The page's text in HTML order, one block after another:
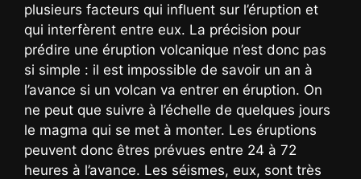
plusieurs facteurs qui influent sur l’éruption et
qui interfèrent entre eux. La précision pour
prédire une éruption volcanique n’est donc pas
si simple : il est impossible de savoir un an à
l’avance si un volcan va entrer en éruption. On
ne peut que suivre à l’échelle de quelques jours
le magma qui se met à monter. Les éruptions
peuvent donc êtres prévues entre 24 à 72
heures à l’avance. Les séismes, eux, sont très